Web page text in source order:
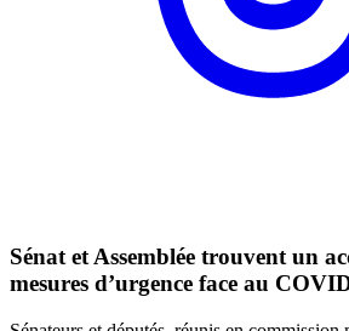
Sénat et Assemblée trouvent un
mesures d’urgence face au